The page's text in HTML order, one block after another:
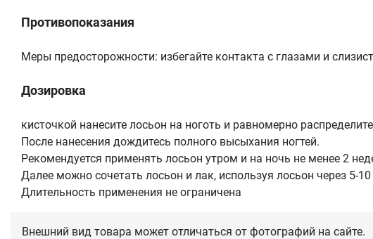
Противопоказания
Меры предосторожности: избегайте контакта с глазами и
Дозировка
кисточкой нанесите лосьон на ноготь и равномерно
После нанесения дождитесь полного высыхания ногтей.
Рекомендуется применять лосьон утром и на ночь не менее 2
Далее можно сочетать лосьон и лак, используя лосьон через 5-
Длительность применения не ограничена
Внешний вид товара может отличаться от фотографий на сайте.